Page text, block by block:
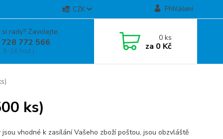
CZK Přihlášení
rady? Zavolejte.
772 566
8-16 hod.)
0ks
za 0 Kč
ks)
jsou vhodné k zasílání Vašeho zboží poštou, jsou obzvláště